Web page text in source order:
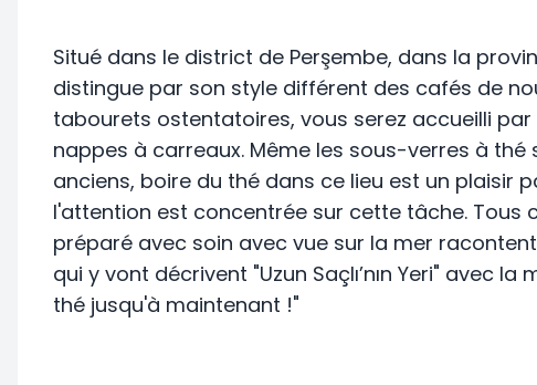
Situé dans le district de Perşembe, dans la
distingue par son style différent des cafés de
tabourets ostentatoires, vous serez accueilli
nappes à carreaux. Même les sous-verres à
anciens, boire du thé dans ce lieu est un plaisir
l'attention est concentrée sur cette tâche. Tous
préparé avec soin avec vue sur la mer
qui y vont décrivent "Uzun Saçlı’nın Yeri" avec
thé jusqu'à maintenant !"